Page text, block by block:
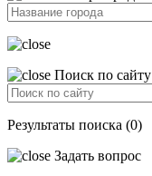
Поиск по сайту
Результаты поиска (0)
Задать вопрос